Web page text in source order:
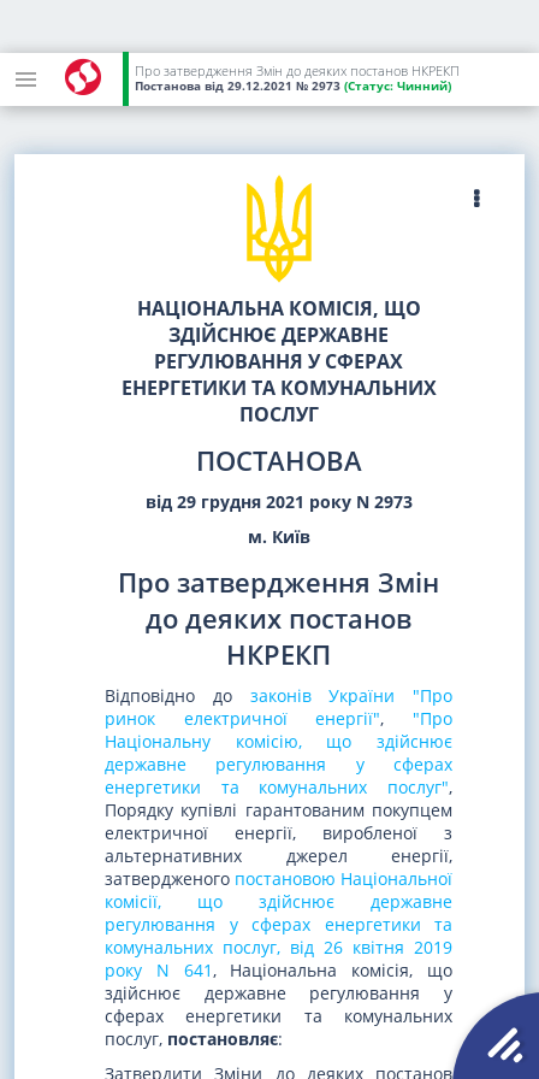
Про затвердження Змін до деяких постанов НКРЕКП
Постанова від 29.12.2021 № 2973 (Статус: Чинний)
НАЦІОНАЛЬНА КОМІСІЯ, ЩО
ЗДІЙСНЮЄ ДЕРЖАВНЕ
РЕГУЛЮВАННЯ У СФЕРАХ
ЕНЕРГЕТИКИ ТА КОМУНАЛЬНИХ
ПОСЛУГ
ПОСТАНОВА
від 29 грудня 2021 року N 2973
м. Київ
Про затвердження Змін
до деяких постанов
НКРЕКП
Відповідно до законів України "Про
ринок електричної енергії", "Про
Національну комісію, що здійснює
державне регулювання у сферах
енергетики та комунальних послуг",
Порядку купівлі гарантованим покупцем
електричної енергії, виробленої з
альтернативних джерел енергії,
затвердженого постановою Національної
комісії, що здійснює державне
регулювання у сферах енергетики та
комунальних послуг, від 26 квітня 2019
року N 641, Національна комісія, що
здійснює державне регулювання у
сферах енергетики та комунальних
послуг, постановляє:
Затвердити Зміни до деяких постанов